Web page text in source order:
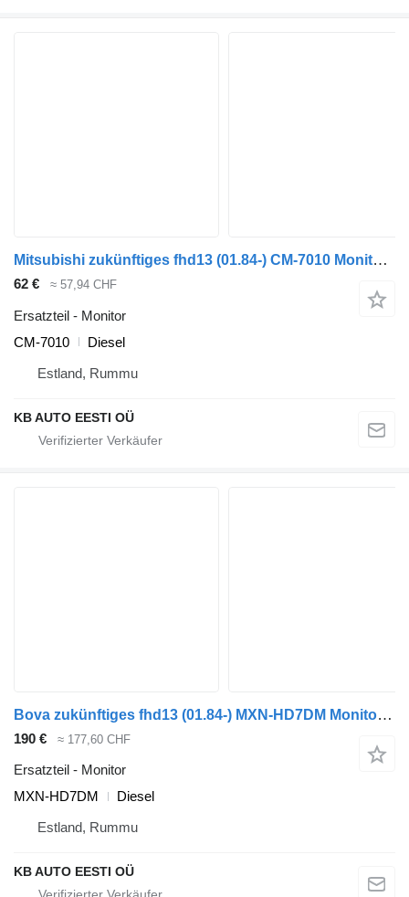
Mitsubishi zukünftiges fhd13 (01.84-) CM-7010 Monitor für Bova Futura FHD, FLD (1982) Bus
62 € ≈ 57,94 CHF
Ersatzteil - Monitor
CM-7010
Diesel
Estland, Rummu
KB AUTO EESTI OÜ
Bova zukünftiges fhd13 (01.84-) MXN-HD7DM Monitor für Bova Futura FHD, FLD (1982-) Bus
190 € ≈ 177,60 CHF
Ersatzteil - Monitor
MXN-HD7DM
Diesel
Estland, Rummu
KB AUTO EESTI OÜ